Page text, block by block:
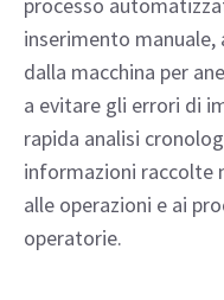
Tieni traccia
delle
l'efficienza
Una semplice
controllo delle
collegate è stato
processo